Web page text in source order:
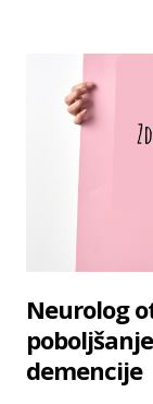
Neurolog
demencije